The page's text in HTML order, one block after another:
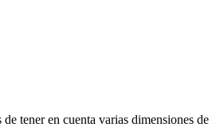
tener en cuenta varias dimensiones de